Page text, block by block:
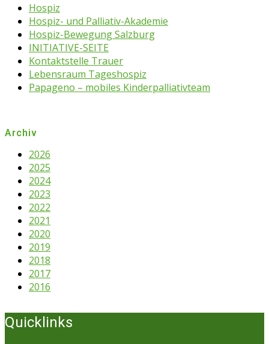
Hospiz
Hospiz- und Palliativ-Akademie
Hospiz-Bewegung Salzburg
INITIATIVE-SEITE
Kontaktstelle Trauer
Lebensraum Tageshospiz
Papageno – mobiles Kinderpalliativteam
Archiv
2026
2025
2024
2023
2022
2021
2020
2019
2018
2017
2016
Quicklinks